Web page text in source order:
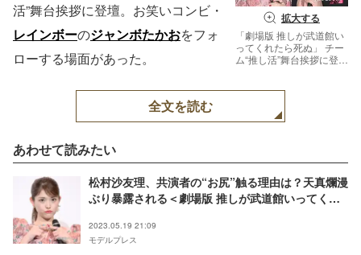
拡大する
「劇場版 推しが武道館い
ってくれたら死ぬ」 チー
ム“推し活”舞台挨拶に登壇
レス
活”舞台挨拶に登壇。お笑いコンビ・
レインボーのジャンボたかおをフォ
ローする場面があった。
全文を読む
あわせて読みたい
松村沙友理、共演者の“お尻”触る理由は？天真爛漫
ぶり暴露される＜劇場版 推しが武道館いってくれ
2023.05.19 21:09
モデルプレス